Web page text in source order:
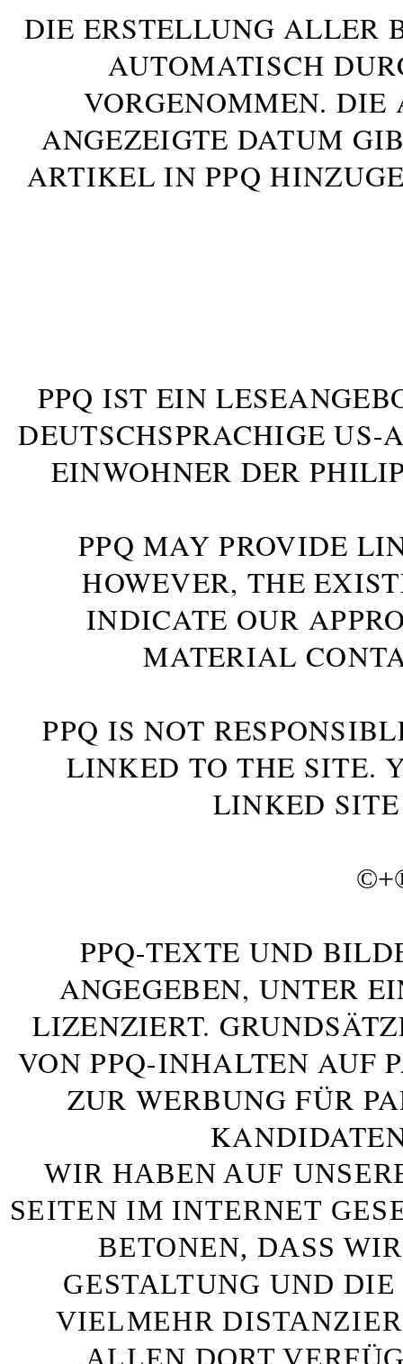
DIE ERSTELLUNG ALLER
AUTOMATISCH
VORGENOMMEN. DIE
ANGEZEIGTE DATUM
ARTIKEL IN PPQ
PPQ IST EIN
DEUTSCHSPRACHIGE US-
INWOHNER DER
PPQ MAY PROVIDE
HOWEVER, THE
INDICATE OUR
MATERIAL
PPQ IS NOT
LINKED TO THE SITE.
LINKED
©+
PPQ-TEXTE UND
ANGEGEBEN, UNTER
LIZENZIERT.
VON PPQ-INHALTEN AUF
ZUR WERBUNG FÜR
WIR HABEN AUF
SEITEN IM INTERNET
BETONEN, DASS
GESTALTUNG UND
VIELMEHR